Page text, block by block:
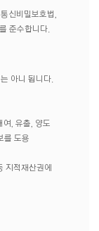
신비밀보호법,
준수합니다.
아니 됩니다.
, 유출, 양도
를 도용
지적재산권에